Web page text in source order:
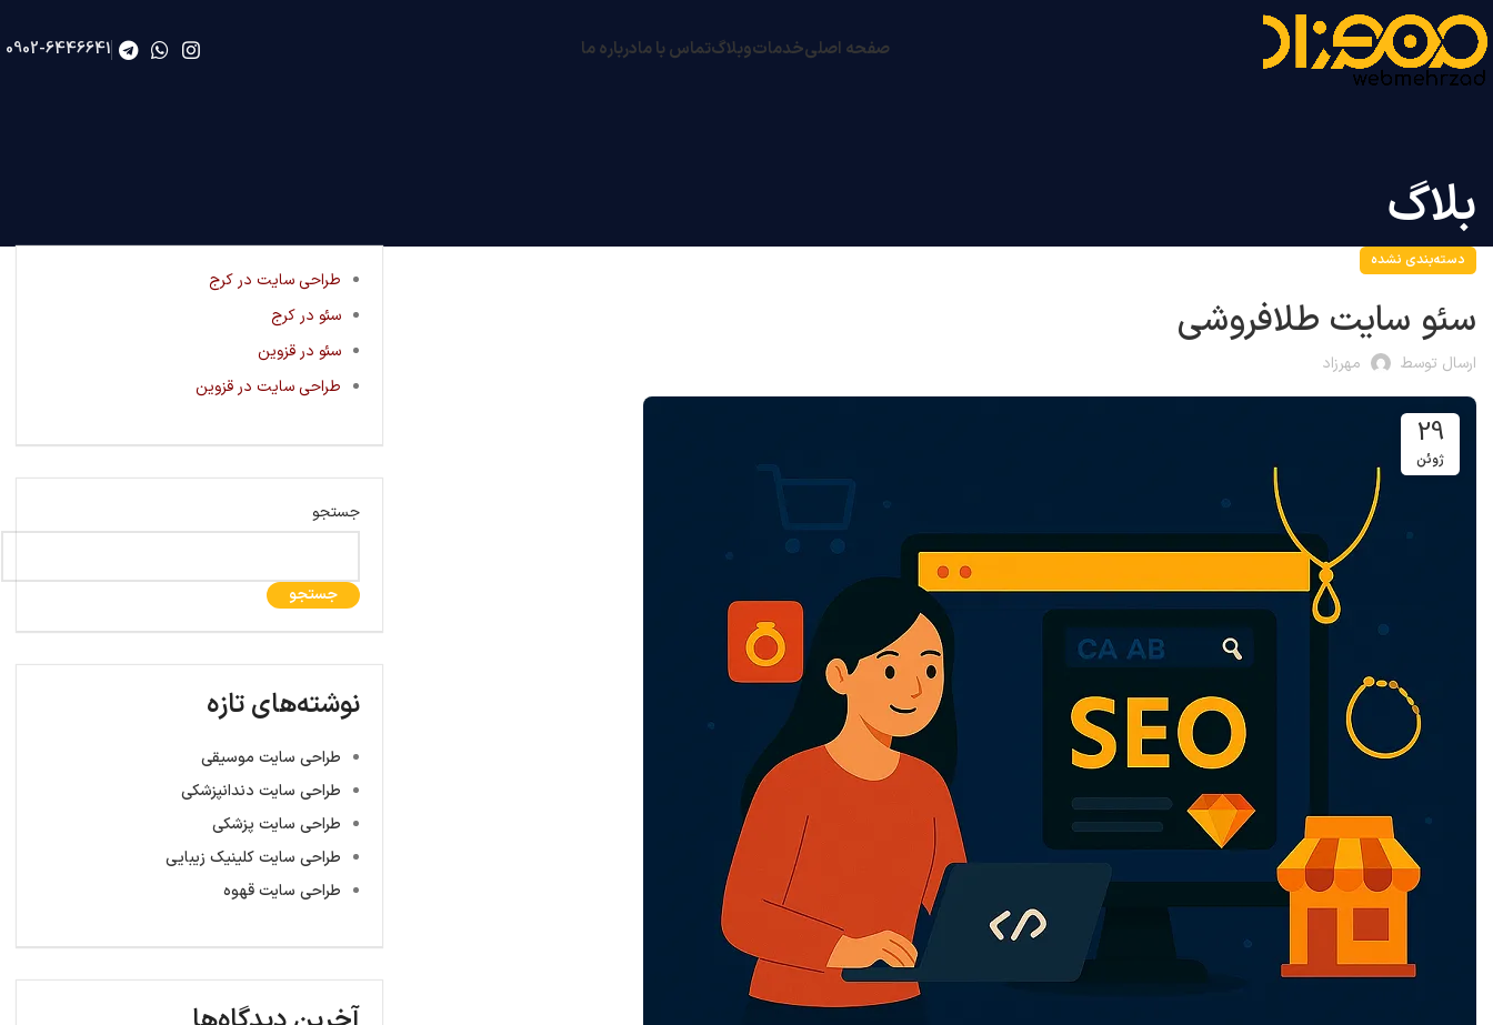
صفحه اصلیخدماتوبلاگتماس با مادرباره ما 0902-6446641
بلاگ
دسته‌بندی نشده
سئو سایت طلافروشی
ارسال توسط مهرزاد
29
ژوئن
طراحی سایت در کرج
سئو در کرج
سئو در قزوین
طراحی سایت در قزوین
جستجو
جستجو
نوشته‌های تازه
طراحی سایت موسیقی
طراحی سایت دندانپزشکی
طراحی سایت پزشکی
طراحی سایت کلینیک زیبایی
طراحی سایت قهوه